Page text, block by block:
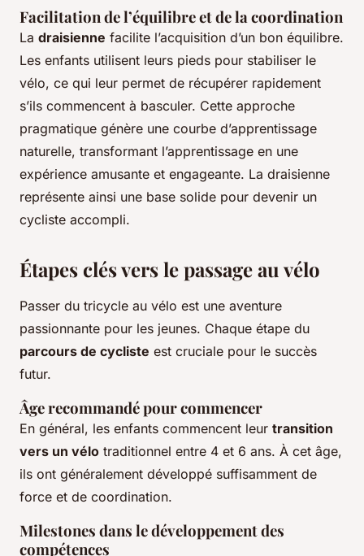
Facilitation de l’équilibre et de la coordination
La draisienne facilite l’acquisition d’un bon équilibre.
Les enfants utilisent leurs pieds pour stabiliser le
vélo, ce qui leur permet de récupérer rapidement
s’ils commencent à basculer. Cette approche
pragmatique génère une courbe d’apprentissage
naturelle, transformant l’apprentissage en une
expérience amusante et engageante. La draisienne
représente ainsi une base solide pour devenir un
cycliste accompli.
Étapes clés vers le passage au vélo
Passer du tricycle au vélo est une aventure
passionnante pour les jeunes. Chaque étape du
parcours de cycliste est cruciale pour le succès
futur.
Âge recommandé pour commencer
En général, les enfants commencent leur transition
vers un vélo traditionnel entre 4 et 6 ans. À cet âge,
ils ont généralement développé suffisamment de
force et de coordination.
Milestones dans le développement des
compétences